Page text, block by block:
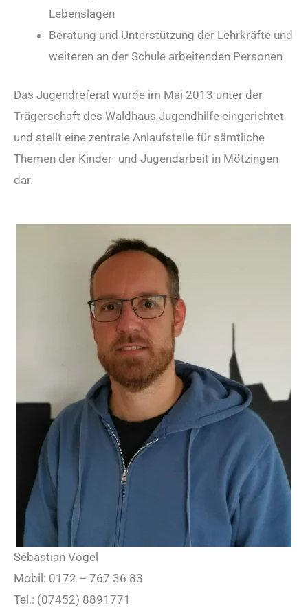
Lebenslagen
Beratung und Unterstützung der Lehrkräfte und
weiteren an der Schule arbeitenden Personen
Das Jugendreferat wurde im Mai 2013 unter der
Trägerschaft des Waldhaus Jugendhilfe eingerichtet
und stellt eine zentrale Anlaufstelle für sämtliche
Themen der Kinder- und Jugendarbeit in Mötzingen
dar.
Sebastian Vogel
Mobil: 0172 – 767 36 83
Tel.: (07452) 8891771